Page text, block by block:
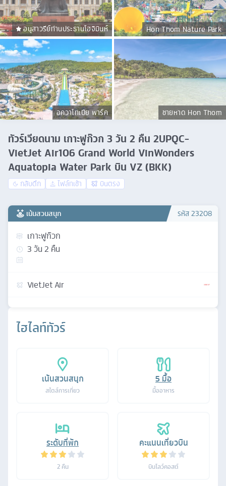
อนุสาวรีย์ท่านประธานโฮจิมินห์ Hon Thom Nature Park
อควาโทเปีย พาร์ค ชายหาด Hon Thom
ทัวร์เวียดนาม เกาะฟูก๊วก 3 วัน 2 คืน 2UPQC-
VietJet Air106 Grand World VinWonders
Aquatopia Water Park บิน VZ (BKK)
กลับดึก ไฟล์ทเช้า บินตรง
ไฮไลท์ทัวร์
เน้นสวนสนุก
สไตล์การเที่ยว
5 มื้อ
มื้ออาหาร
ระดับที่พัก
2คืน
คะแนนเที่ยวบิน
บินโลว์คอสต์
เน้นสวนสนุก รหัส23208
เกาะฟูก๊วก
3วัน2 คืน
VietJet Air